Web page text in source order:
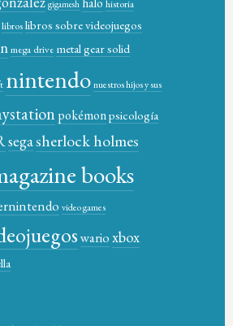
gigamesh historia
libroslibros sobre videojuegos
mega drive metal gear solid
nintendonuestros hijos y sus
pokémonpsicología
segasherlock holmes
books
video games
warioxbox